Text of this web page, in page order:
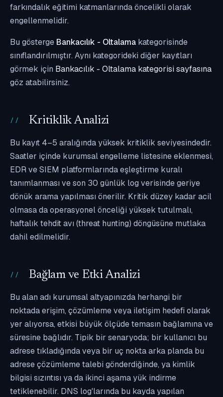
farkındalık eğitimi katmanlarında öncelikli olarak
engellenmelidir.
Bu gösterge Bankacılık - Oltalama kategorisinde
sınıflandırılmıştır. Aynı kategorideki diğer kayıtları
görmek için Bankacılık - Oltalama kategorisi sayfasına
göz atabilirsiniz.
Kritiklik Analizi
Bu kayıt 4–5 aralığında yüksek kritiklik seviyesindedir.
Saatler içinde kurumsal engelleme listesine eklenmesi,
EDR ve SIEM platformlarında eşleştirme kuralı
tanımlanması ve son 30 günlük log verisinde geriye
dönük arama yapılması önerilir. Kritik düzey kadar acil
olmasa da operasyonel önceliği yüksek tutulmalı,
haftalık tehdit avı (threat hunting) döngüsüne mutlaka
dahil edilmelidir.
Bağlam ve Etki Analizi
Bu alan adı kurumsal altyapınızda herhangi bir
noktada erişim, çözümleme veya iletişim hedefi olarak
yer alıyorsa, etkisi büyük ölçüde temasın bağlamına ve
süresine bağlıdır. Tipik bir senaryoda; bir kullanıcı bu
adrese tıkladığında veya bir uç nokta arka planda bu
adrese çözümleme talebi gönderdiğinde, ya kimlik
bilgisi sızıntısı ya da ikinci aşama yük indirme
tetiklenebilir. DNS log'larında bu kayda yapılan